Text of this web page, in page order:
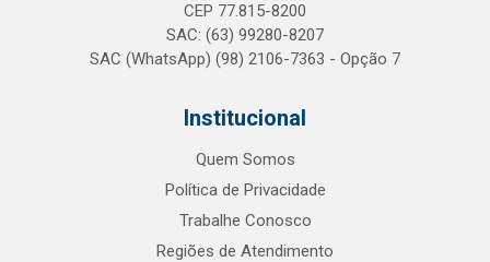
CEP 77.815-8200
SAC: (63) 99280-8207
SAC (WhatsApp) (98) 2106-7363 - Opção 7
Institucional
Quem Somos
Política de Privacidade
Trabalhe Conosco
Regiões de Atendimento